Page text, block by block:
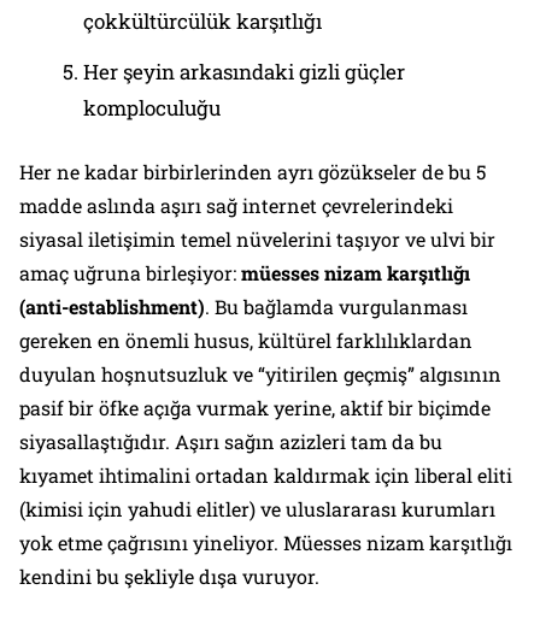
çokkültürcülük karşıtlığı
Her şeyin arkasındaki gizli güçler
komploculuğu
Her ne kadar birbirlerinden ayrı gözükseler de bu 5
madde aslında aşırı sağ internet çevrelerindeki
siyasal iletişimin temel nüvelerini taşıyor ve ulvi bir
amaç uğruna birleşiyor:müesses nizam karşıtlığı
(anti-establishment). Bu bağlamda vurgulanması
gereken en önemli husus, kültürel farklılıklardan
duyulan hoşnutsuzluk ve “yitirilen geçmiş” algısının
pasif bir öfke açığa vurmak yerine, aktif bir biçimde
siyasallaştığıdır. Aşırı sağın azizleri tam da bu
kıyamet ihtimalini ortadan kaldırmak için liberal eliti
(kimisi için yahudi elitler) ve uluslararası kurumları
yok etme çağrısını yineliyor. Müesses nizam karşıtlığı
kendini bu şekliyle dışa vuruyor.